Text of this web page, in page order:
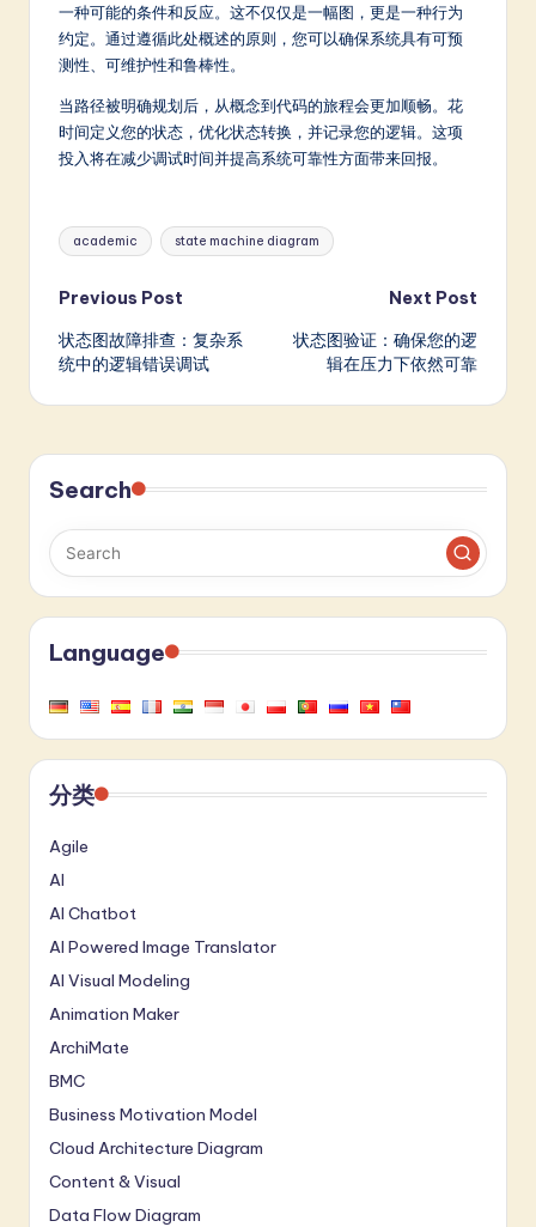
一种可能的条件和反应。这不仅仅是一幅图，更是一种行为
约定。通过遵循此处概述的原则，您可以确保系统具有可预
测性、可维护性和鲁棒性。
当路径被明确规划后，从概念到代码的旅程会更加顺畅。花
时间定义您的状态，优化状态转换，并记录您的逻辑。这项
投入将在减少调试时间并提高系统可靠性方面带来回报。
Tags:
academic state machine diagram
Post
navigation
Previous Post
状态图故障排查：复杂系
统中的逻辑错误调试
Next Post
状态图验证：确保您的逻
辑在压力下依然可靠
Search
Language
分类
Agile
AI
AI Chatbot
AI Powered Image Translator
AI Visual Modeling
Animation Maker
ArchiMate
BMC
Business Motivation Model
Cloud Architecture Diagram
Content & Visual
Data Flow Diagram